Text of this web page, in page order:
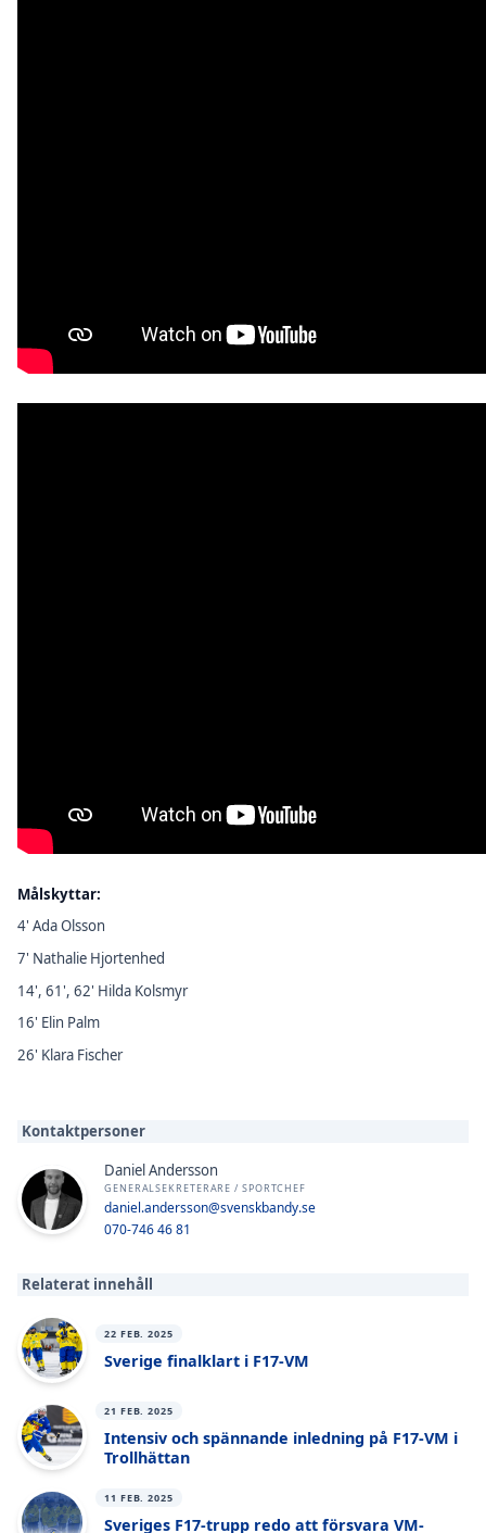
Målskyttar:
4' Ada Olsson
7' Nathalie Hjortenhed
14', 61', 62' Hilda Kolsmyr
16' Elin Palm
26' Klara Fischer
Kontaktpersoner
Daniel Andersson
GENERALSEKRETERARE / SPORTCHEF
daniel.andersson@svenskbandy.se
070-746 46 81
Relaterat innehåll
22 FEB. 2025
Sverige finalklart i F17-VM
21 FEB. 2025
Intensiv och spännande inledning på F17-VM i
Trollhättan
11 FEB. 2025
Sveriges F17-trupp redo att försvara VM-